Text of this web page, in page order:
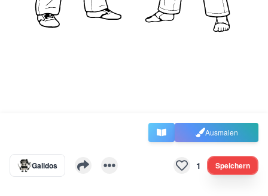
Ausmalen
Galidos 1 Speichern